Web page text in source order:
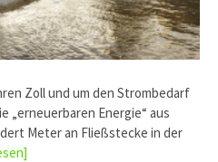
Zoll und um den Strombedarf
„erneuerbaren Energie“ aus
Meter an Fließstecke in der